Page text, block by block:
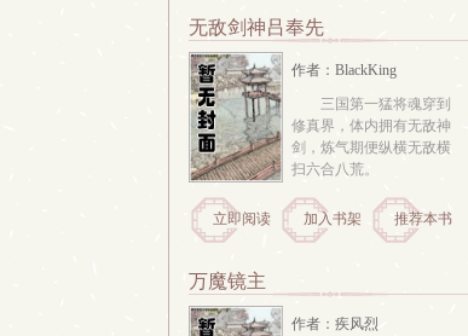
无敌剑神吕奉先
作者：BlackKing
三国第一猛将魂穿到
修真界，体内拥有无敌神
剑，炼气期便纵横无敌横
扫六合八荒。
立即阅读 加入书架 推荐本书
万魔镜主
作者：疾风烈